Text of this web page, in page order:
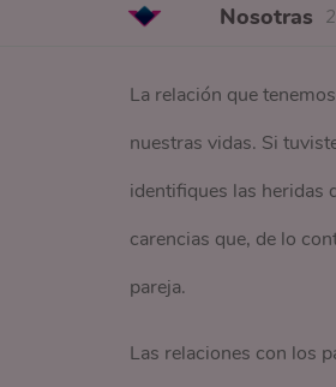
Nosotras
La relación que
nuestras vidas. Si
identifiques las heridas
carencias que, de lo
pareja.
Las relaciones con los